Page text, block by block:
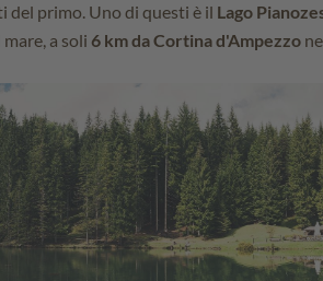
del primo. Uno di questi è il Lago
a soli 6 km da Cortina d'Ampezzo